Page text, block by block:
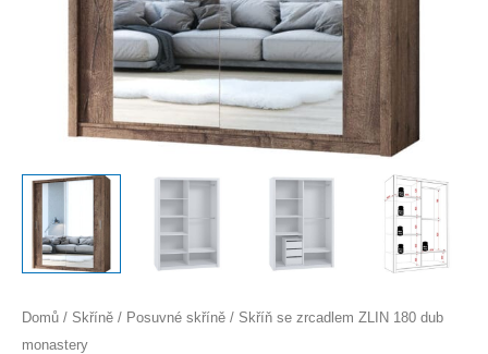
Domů / Skříně / Posuvné skříně / Skříň se zrcadlem ZLIN 180 dub
monastery